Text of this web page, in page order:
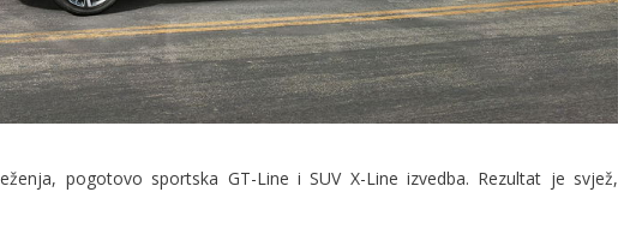
pogotovo sportska GT-Line i SUV X-Line izvedba. Rezultat je svjež,